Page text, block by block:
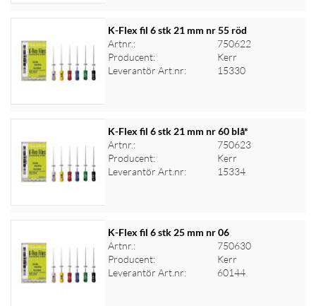
Logga in för priser
K-Flex fil 6 stk 21 mm nr 55 röd
Artnr.:
750622
Producent:
Kerr
Leverantör Art.nr:
15330
Logga in för priser
K-Flex fil 6 stk 21 mm nr 60 blå*
Artnr.:
750623
Producent:
Kerr
Leverantör Art.nr:
15334
Logga in för priser
K-Flex fil 6 stk 25 mm nr 06
Artnr.:
750630
Producent:
Kerr
Leverantör Art.nr:
60144